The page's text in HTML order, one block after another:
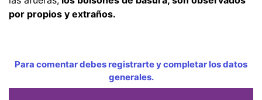
por propios y extraños.
Para comentar debes registrarte y completar los datos
generales.